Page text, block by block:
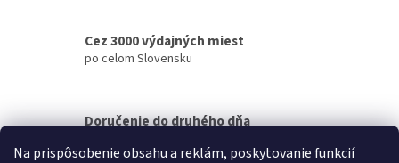
Na prispôsobenie obsahu a reklám, poskytovanie funkcií
Cez 3000 výdajných miest
po celom Slovensku
Doručenie do druhého dňa